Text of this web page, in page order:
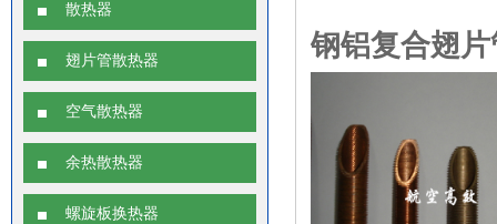
散热器
翅片管散热器
空气散热器
余热散热器
螺旋板换热器
钢铝复合翅片